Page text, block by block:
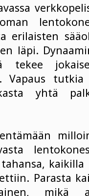
erilaisten
läpi.
tekee
Vapaus tutkia
yhtä
Parasta
mikä